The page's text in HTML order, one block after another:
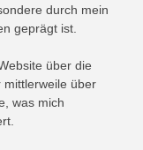
durch mein
geprägt ist.
über die
mittlerweile über
was mich